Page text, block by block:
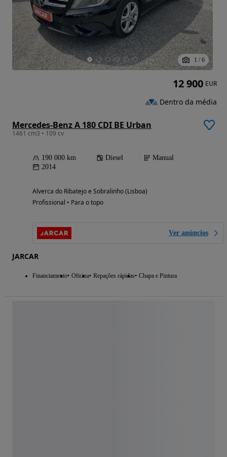
1 / 6
Mercedes-Benz A 180 CDI BE Urban
1461 cm3 • 109 cv
190 000 km Diesel
Manual
2014
Alverca do Ribatejo e Sobralinho (Lisboa)
Profissional • Para o topo
Ver anúncios
JARCAR
Financiamento Oficina Repações rápidas Chapa e Pintura
12 900 EUR
Dentro da média